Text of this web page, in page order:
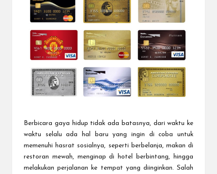
Berbicara gaya hidup tidak ada batasnya, dari waktu ke
waktu selalu ada hal baru yang ingin di coba untuk
memenuhi hasrat sosialnya, seperti berbelanja, makan di
restoran mewah, menginap di hotel berbintang, hingga
melakukan perjalanan ke tempat yang diinginkan. Salah